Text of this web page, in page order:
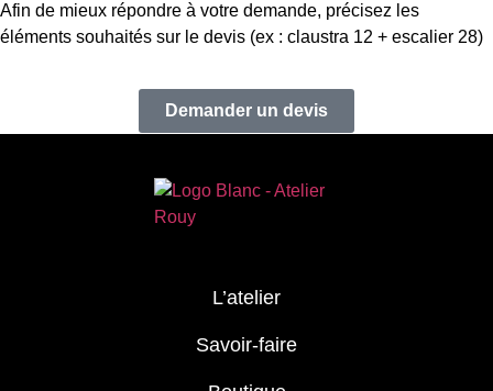
Afin de mieux répondre à votre demande, précisez les
éléments souhaités sur le devis (ex : claustra 12 + escalier 28)
Demander un devis
L’atelier
Savoir-faire